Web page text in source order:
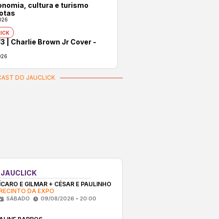
cultura e turismo
| Charlie Brown Jr Cover -
DO JAUCLICK
E GILMAR + CÉSAR E PAULINHO
DA EXPO
SÁBADO 09/08/2026 • 20:00